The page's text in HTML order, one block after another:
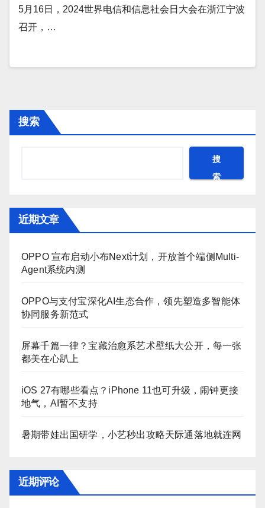
5月16日，2024世界电信和信息社会日大会在浙江宁波
召开，…
搜索
搜
索
近期文章
OPPO 宣布启动小布Next计划，开放首个端侧Multi-
Agent系统内测
OPPO与支付宝深化AI生态合作，领先塑造多智能体
协同服务新范式
屏幕千篇一律？宝藏治愈系艺术壁纸大公开，每一张
都美在心趴上
iOS 27有哪些看点？iPhone 11也可升级，闹钟更接
地气，AI暂不支持
暑期带娃出国研学，小艺秒出攻略天际通落地就连网
近期评论